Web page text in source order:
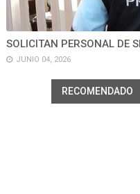
SOLICITAN PERSONAL DE
JUNIO 04, 2026
RECOMENDADO